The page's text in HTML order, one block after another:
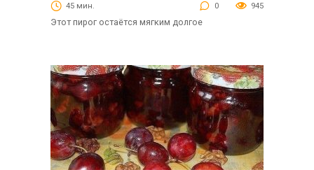
45 мин. 0 945
Этот пирог остаётся мягким долгое